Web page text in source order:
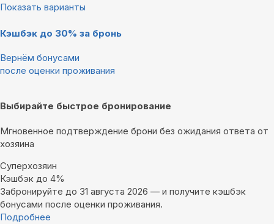
Показать варианты
Кэшбэк до 30% за бронь
Вернём бонусами
после оценки проживания
Выбирайте быстрое бронирование
Мгновенное подтверждение брони без ожидания ответа от
хозяина
Суперхозяин
Кэшбэк до 4%
Забронируйте до 31 августа 2026 — и получите кэшбэк
бонусами после оценки проживания.
Подробнее